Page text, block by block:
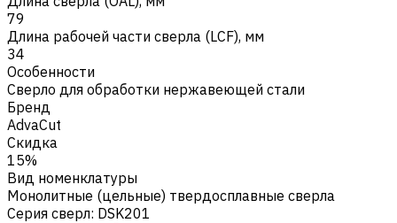
79
Длина рабочей части сверла (LCF), мм
34
Особенности
Сверло для обработки нержавеющей стали
Бренд
AdvaCut
Скидка
15%
Вид номенклатуры
Монолитные (цельные) твердосплавные сверла
Серия сверл: DSK201